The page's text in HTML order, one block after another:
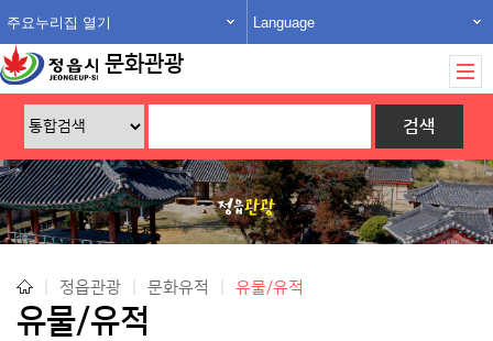
주요누리집 열기 Language
문화관광
정읍관광 문화유적 유물/유적
유물/유적